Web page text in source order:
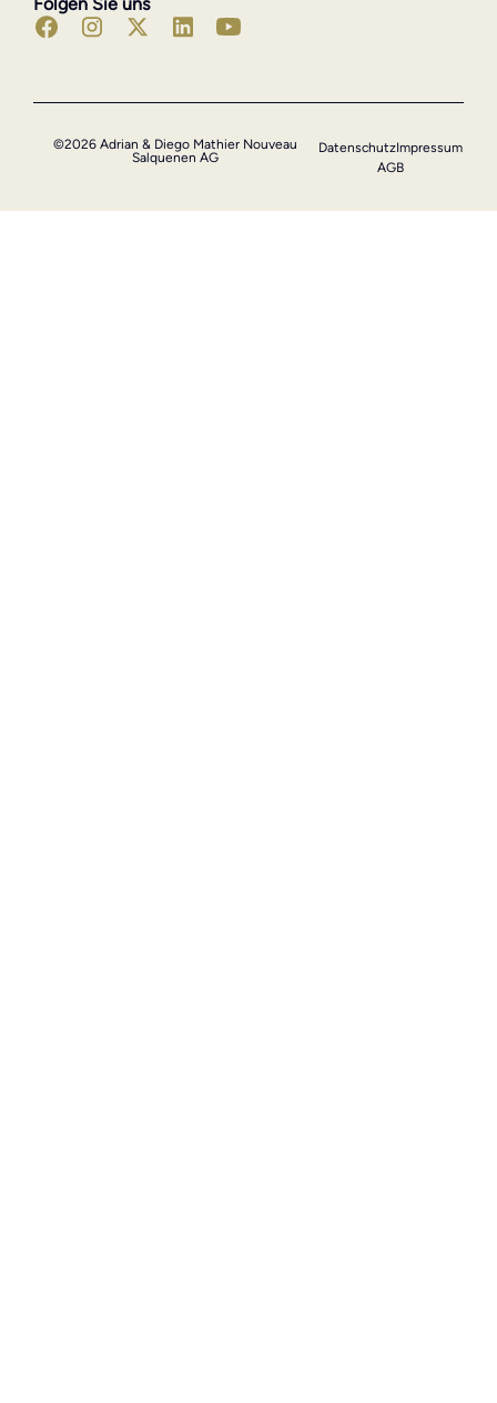
©2026 Adrian & Diego Mathier Nouveau
Salquenen AG
DatenschutzImpressum
AGB